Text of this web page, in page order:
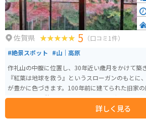
佐賀県 5 （口コミ1件）
#絶景スポット #山｜高原
作礼山の中腹に位置し、30年近い歳月をかけて築
『紅葉は地球を救う』というスローガンのもとに
が豊かに色づきます。100年前に建てられた旧家
荘」では、休憩することができます。 秋になると
詳しく見る